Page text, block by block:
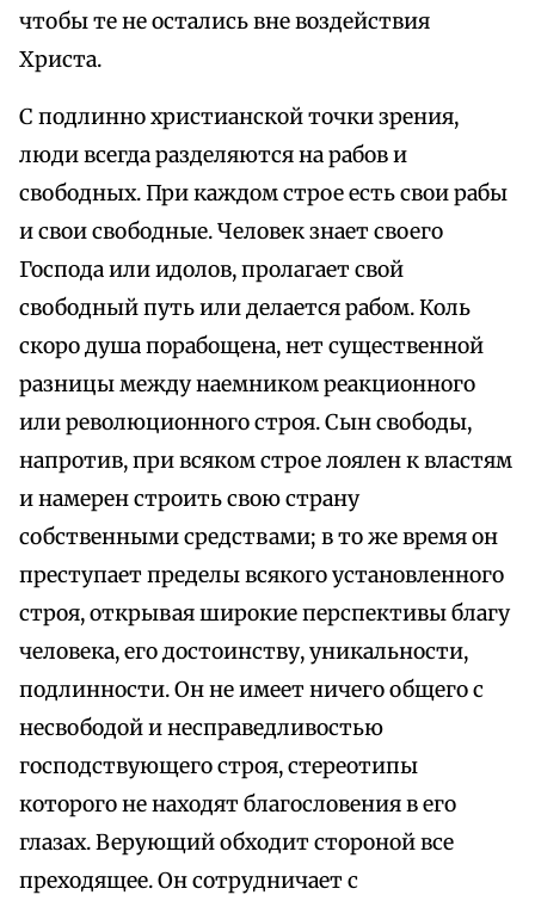
чтобы те не остались вне воздействия
Христа.
С подлинно христианской точки зрения,
люди всегда разделяются на рабов и
свободных. При каждом строе есть свои рабы
и свои свободные. Человек знает своего
Господа или идолов, пролагает свой
свободный путь или делается рабом. Коль
скоро душа порабощена, нет существенной
разницы между наемником реакционного
или революционного строя. Сын свободы,
напротив, при всяком строе лоялен к властям
и намерен строить свою страну
собственными средствами; в то же время он
преступает пределы всякого установленного
строя, открывая широкие перспективы благу
человека, его достоинству, уникальности,
подлинности. Он не имеет ничего общего с
несвободой и несправедливостью
господствующего строя, стереотипы
которого не находят благословения в его
глазах. Верующий обходит стороной все
преходящее. Он сотрудничает с